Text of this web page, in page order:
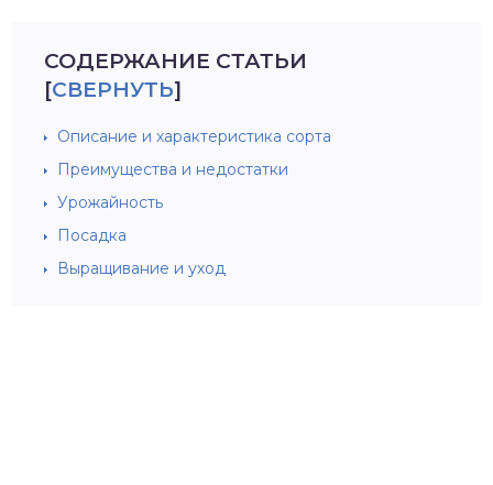
СОДЕРЖАНИЕ СТАТЬИ
[СВЕРНУТЬ]
Описание и характеристика сорта
Преимущества и недостатки
Урожайность
Посадка
Выращивание и уход